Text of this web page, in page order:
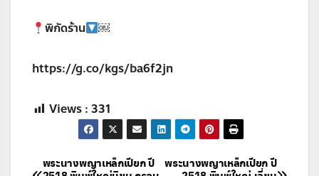
พิกัดร้าน ￼
https://g.co/kgs/ba6f2jn
Views : 331
พระนางพญาเหล็กเปียก ปี
พระนางพญาเหล็กเปียก ปี